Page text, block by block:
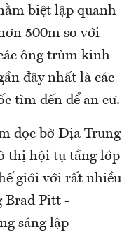
biệt lập quanh
500m so với
ông trùm kinh
đây nhất là các
tìm đến để an cư.
dọc bờ Địa Trung
thị hội tụ tầng lớp
giới với rất nhiều
Brad Pitt -
sáng lập